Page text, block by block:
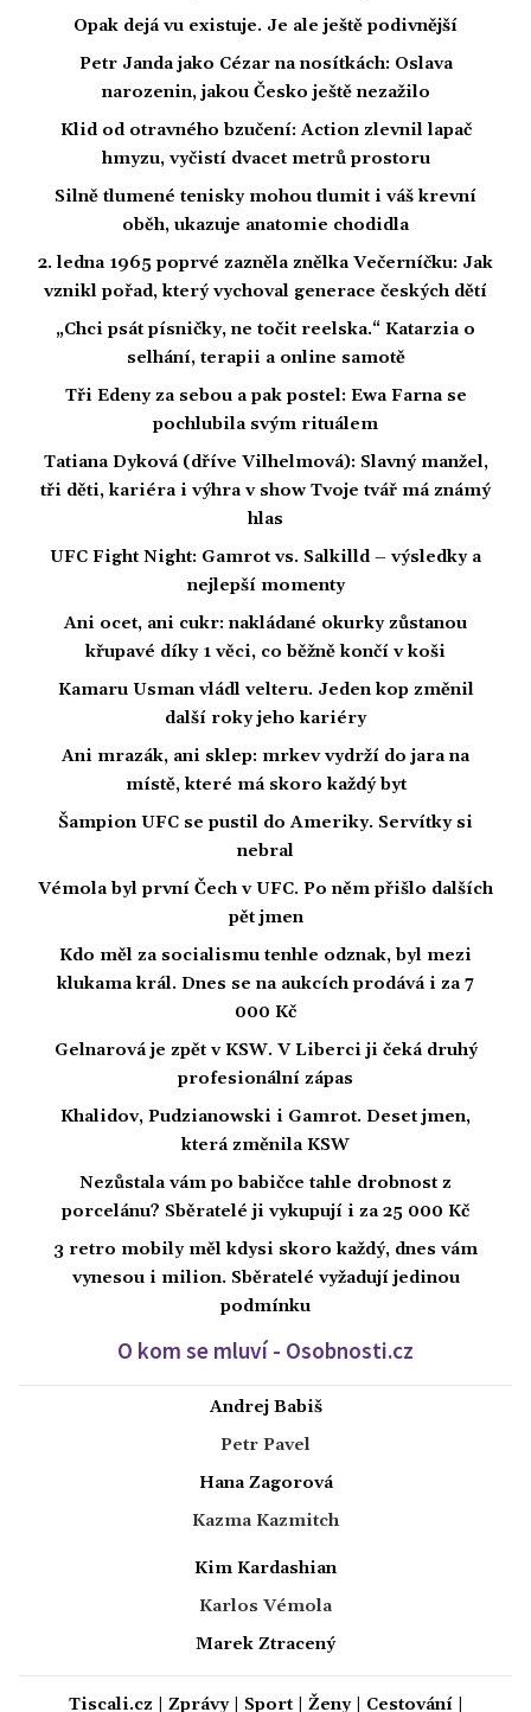
Opak dejá vu existuje. Je ale ještě podivnější
Petr Janda jako Cézar na nosítkách: Oslava
narozenin, jakou Česko ještě nezažilo
Klid od otravného bzučení: Action zlevnil lapač
hmyzu, vyčistí dvacet metrů prostoru
Silně tlumené tenisky mohou tlumit i váš krevní
oběh, ukazuje anatomie chodidla
2. ledna 1965 poprvé zazněla znělka Večerníčku: Jak
vznikl pořad, který vychoval generace českých dětí
„Chci psát písničky, ne točit reelska.“ Katarzia o
selhání, terapii a online samotě
Tři Edeny za sebou a pak postel: Ewa Farna se
pochlubila svým rituálem
Tatiana Dyková (dříve Vilhelmová): Slavný manžel,
tři děti, kariéra i výhra v show Tvoje tvář má známý
hlas
UFC Fight Night: Gamrot vs. Salkilld – výsledky a
nejlepší momenty
Ani ocet, ani cukr: nakládané okurky zůstanou
křupavé díky 1 věci, co běžně končí v koši
Kamaru Usman vládl velteru. Jeden kop změnil
další roky jeho kariéry
Ani mrazák, ani sklep: mrkev vydrží do jara na
místě, které má skoro každý byt
Šampion UFC se pustil do Ameriky. Servítky si
nebral
Vémola byl první Čech v UFC. Po něm přišlo dalších
pět jmen
Kdo měl za socialismu tenhle odznak, byl mezi
klukama král. Dnes se na aukcích prodává i za 7
000 Kč
Gelnarová je zpět v KSW. V Liberci ji čeká druhý
profesionální zápas
Khalidov, Pudzianowski i Gamrot. Deset jmen,
která změnila KSW
Nezůstala vám po babičce tahle drobnost z
porcelánu? Sběratelé ji vykupují i za 25 000 Kč
3 retro mobily měl kdysi skoro každý, dnes vám
vynesou i milion. Sběratelé vyžadují jedinou
podmínku
O kom se mluví - Osobnosti.cz
Andrej Babiš
Petr Pavel
Hana Zagorová
Kazma Kazmitch
Kim Kardashian
Karlos Vémola
Marek Ztracený
Tiscali.cz Zprávy| Sport| Ženy| Cestování|